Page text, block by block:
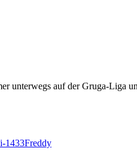
unterwegs auf der Gruga-Liga
Freddy